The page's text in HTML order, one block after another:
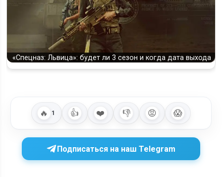
«Спецназ: Львица»: будет ли 3 сезон и когда дата выхода
🔥 1 👍 ❤️ 👎 😡 😱
Подписаться на наш Telegram